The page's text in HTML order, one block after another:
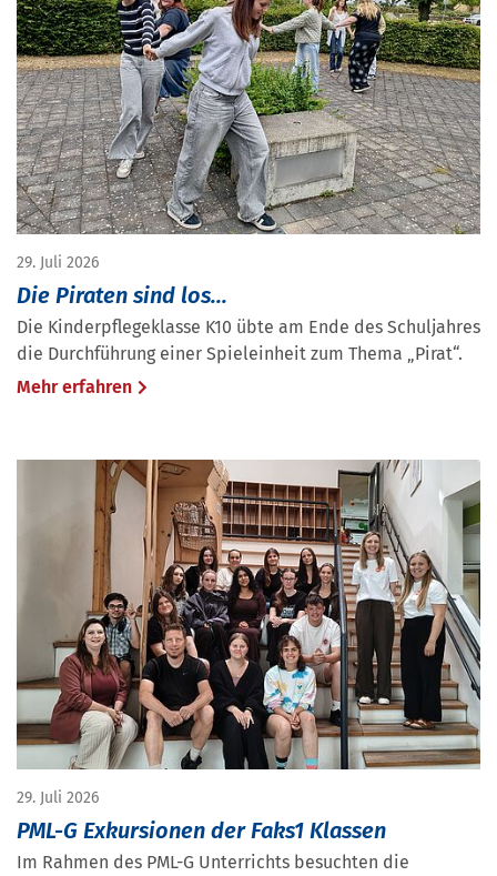
29. Juli 2026
Die Piraten sind los...
Die Kinderpflegeklasse K10 übte am Ende des Schuljahres
die Durchführung einer Spieleinheit zum Thema „Pirat“.
Mehr erfahren
29. Juli 2026
PML-G Exkursionen der Faks1 Klassen
Im Rahmen des PML-G Unterrichts besuchten die